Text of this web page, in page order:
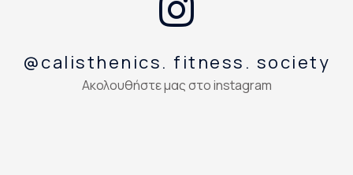
@calisthenics. fitness. society
Ακολουθήστε μας στο instagram